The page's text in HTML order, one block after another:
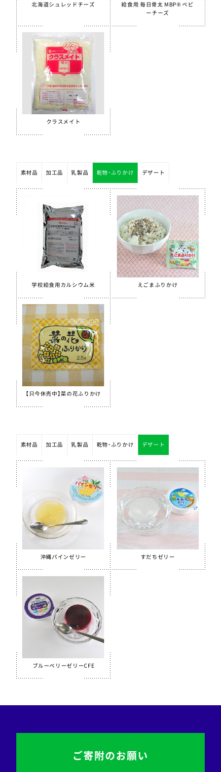
北海道シュレッドチーズ
給食用 毎日骨太 MBP® ベビ
ーチーズ
クラスメイト
素材品 加工品 乳製品 乾物・ふりかけ デザート
学校給食用カルシウム米 えごまふりかけ
【只今休売中】菜の花ふりかけ
素材品 加工品 乳製品 乾物・ふりかけ デザート
沖縄パインゼリー すだちゼリー
ブルーベリーゼリーCFE
ご寄附のお願い